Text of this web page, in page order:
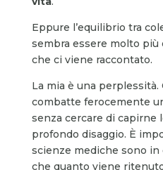
Eppure l’equilibrio tra
sembra essere molto più
che ci viene raccontato.
La mia è una
combatte ferocemente
senza cercare di capirne
profondo disaggio. È
scienze mediche sono
che quanto viene